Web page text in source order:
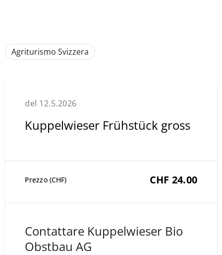
Agriturismo Svizzera
del 12.5.2026
Kuppelwieser Frühstück gross
Prezzo (CHF) CHF 24.00
Contattare Kuppelwieser Bio
Obstbau AG